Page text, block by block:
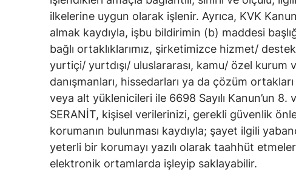
ilkelerine uygun olarak işlenir. Ayrıca, KVK
almak kaydıyla, işbu bildirimin (b) maddesi
bağlı ortaklıklarımız, şirketimizce hizmet/
yurtiçi/ yurtdışı/ uluslararası, kamu/ özel
danışmanları, hissedarları ya da çözüm
veya alt yüklenicileri ile 6698 Sayılı Kanun’un
SERANİT, kişisel verilerinizi, gerekli güvenlik
korumanın bulunması kaydıyla; şayet ilgili
yeterli bir korumayı yazılı olarak taahhüt
elektronik ortamlarda işleyip saklayabilir.